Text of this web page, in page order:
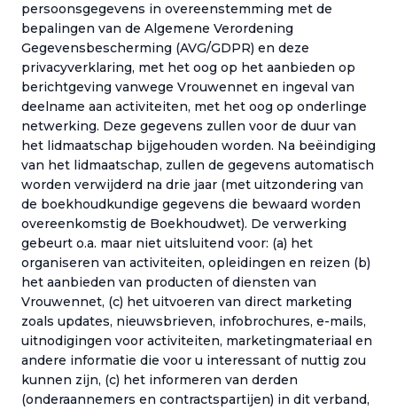
persoonsgegevens in overeenstemming met de
bepalingen van de Algemene Verordening
Gegevensbescherming (AVG/GDPR) en deze
privacyverklaring, met het oog op het aanbieden op
berichtgeving vanwege Vrouwennet en ingeval van
deelname aan activiteiten, met het oog op onderlinge
netwerking. Deze gegevens zullen voor de duur van
het lidmaatschap bijgehouden worden. Na beëindiging
van het lidmaatschap, zullen de gegevens automatisch
worden verwijderd na drie jaar (met uitzondering van
de boekhoudkundige gegevens die bewaard worden
overeenkomstig de Boekhoudwet). De verwerking
gebeurt o.a. maar niet uitsluitend voor: (a) het
organiseren van activiteiten, opleidingen en reizen (b)
het aanbieden van producten of diensten van
Vrouwennet, (c) het uitvoeren van direct marketing
zoals updates, nieuwsbrieven, infobrochures, e-mails,
uitnodigingen voor activiteiten, marketingmateriaal en
andere informatie die voor u interessant of nuttig zou
kunnen zijn, (c) het informeren van derden
(onderaannemers en contractspartijen) in dit verband,